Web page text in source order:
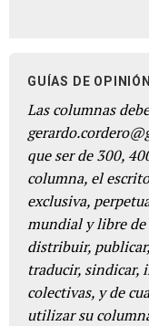
GUÍAS DE OPINIÓN
Las columnas
que ser de 300,
columna, el
exclusiva,
mundial y libre de
distribuir,
traducir, sindicar,
colectivas, y de
utilizar su